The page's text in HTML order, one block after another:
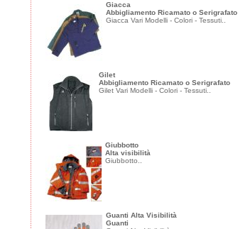
Giacca
Abbigliamento Ricamato o Serigrafato
Giacca Vari Modelli - Colori - Tessuti..
Gilet
Abbigliamento Ricamato o Serigrafato
Gilet Vari Modelli - Colori - Tessuti..
Giubbotto
Alta visibilità
Giubbotto..
Guanti Alta Visibilità
Guanti